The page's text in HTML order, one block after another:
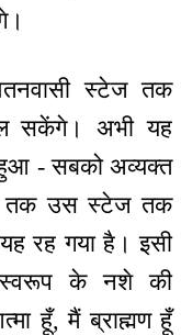
स्टेज तक
सकेंगे। अभी यह
हुआ - सबको अव्यक्त
तक उस स्टेज तक
रह गया है। इसी
स्वरूप के नशे की
हूँ, मैं ब्राह्मण हूँ